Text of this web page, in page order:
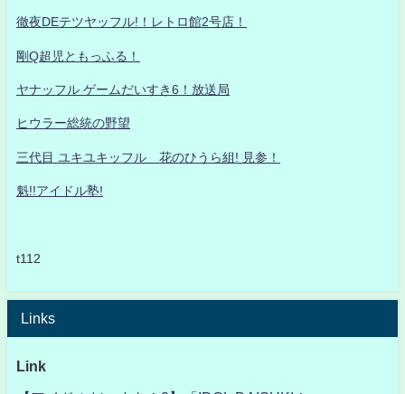
徹夜DEテツヤッフル!！レトロ館2号店！
剛Q超児ともっふる！
ヤナッフル ゲームだいすき6！放送局
ヒウラー総統の野望
三代目 ユキユキッフル 花のひうら組! 見参！
魁!!アイドル塾!
t112
Links
Link